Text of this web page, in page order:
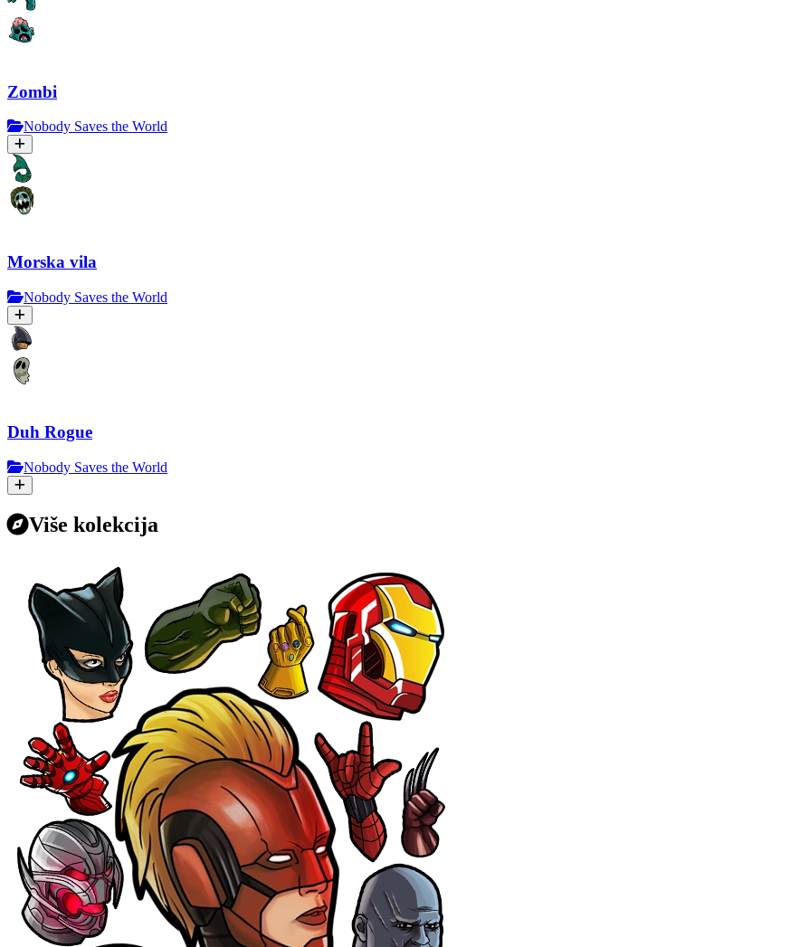
Zombi
Nobody Saves the World
Morska vila
Nobody Saves the World
Duh Rogue
Nobody Saves the World
Više kolekcija